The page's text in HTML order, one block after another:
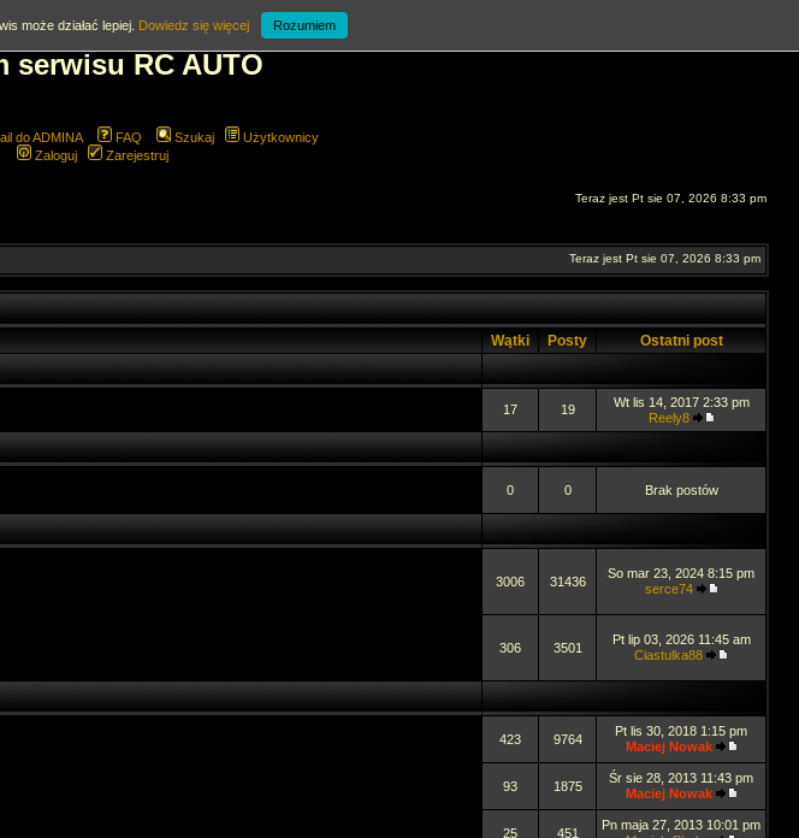
serwisu RC AUTO
do ADMINA FAQ Szukaj
Użytkownicy
Zaloguj
Zarejestruj
Teraz jest Pt sie 07, 2026 8:33 pm
Teraz jest Pt sie 07, 2026 8:33 pm
Wątki Posty Ostatni post
17 19
Wt lis 14, 2017 2:33 pm
Reely8
0 0 Brak postów
3006 31436
So mar 23, 2024 8:15 pm
serce74
306 3501
Pt lip 03, 2026 11:45 am
Ciastulka88
423 9764
Pt lis 30, 2018 1:15 pm
Maciej Nowak
93 1875
Śr sie 28, 2013 11:43 pm
Maciej Nowak
25 451
Pn maja 27, 2013 10:01 pm
może działać lepiej. Dowiedz się więcej Rozumiem